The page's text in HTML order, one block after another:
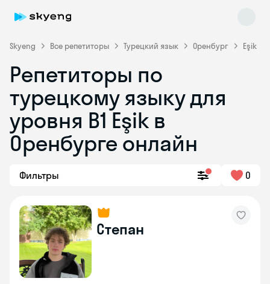
Skyeng Все репетиторы Турецкий язык Оренбург Eşik
Репетиторы по
турецкому языку для
уровня B1 Eşik в
Оренбурге онлайн
Фильтры 0
Степан
Skyeng Chat